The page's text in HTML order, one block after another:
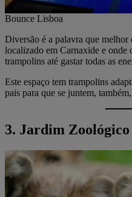
Bounce Lisboa
Diversão é a palavra que melhor
localizado em Carnaxide e onde
trampolins até gastar todas as
Este espaço tem trampolins
pais para que se juntem,
3. Jardim Zoológico